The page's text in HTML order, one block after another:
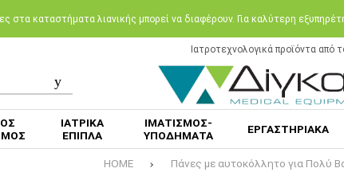
στα καταστήματα λιανικής μπορεί να διαφέρουν. Για καλύτερη
Ιατροτεχνολογικά προϊόντα από
ΙΑΤΡΙΚΑ
ΕΠΙΠΛΑ
ΙΜΑΤΙΣΜΟΣ-
ΥΠΟΔΗΜΑΤΑ
ΕΡΓΑΣΤΗΡΙΑΚΑ
HOME Πάνες με αυτοκόλλητο για Πολύ